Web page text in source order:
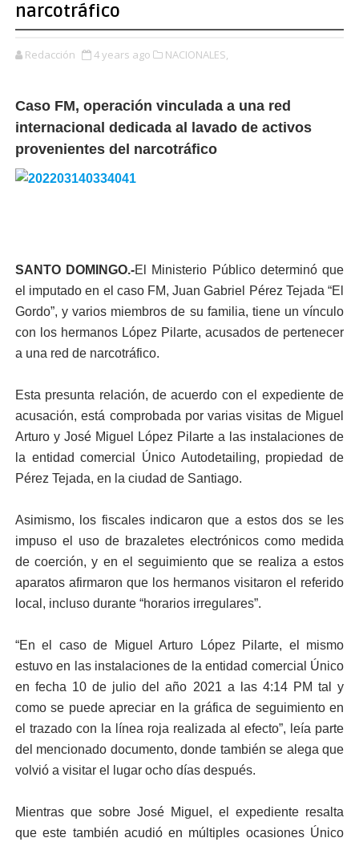
narcotráfico
Redacción 4 years ago NACIONALES,
Caso FM, operación vinculada a una red
internacional dedicada al lavado de activos
provenientes del narcotráfico
SANTO DOMINGO.-El Ministerio Público determinó que
el imputado en el caso FM, Juan Gabriel Pérez Tejada “El
Gordo”, y varios miembros de su familia, tiene un vínculo
con los hermanos López Pilarte, acusados de pertenecer
a una red de narcotráfico.
Esta presunta relación, de acuerdo con el expediente de
acusación, está comprobada por varias visitas de Miguel
Arturo y José Miguel López Pilarte a las instalaciones de
la entidad comercial Único Autodetailing, propiedad de
Pérez Tejada, en la ciudad de Santiago.
Asimismo, los fiscales indicaron que a estos dos se les
impuso el uso de brazaletes electrónicos como medida
de coerción, y en el seguimiento que se realiza a estos
aparatos afirmaron que los hermanos visitaron el referido
local, incluso durante “horarios irregulares”.
“En el caso de Miguel Arturo López Pilarte, el mismo
estuvo en las instalaciones de la entidad comercial Único
en fecha 10 de julio del año 2021 a las 4:14 PM tal y
como se puede apreciar en la gráfica de seguimiento en
el trazado con la línea roja realizada al efecto”, leía parte
del mencionado documento, donde también se alega que
volvió a visitar el lugar ocho días después.
Mientras que sobre José Miguel, el expediente resalta
que este también acudió en múltiples ocasiones Único